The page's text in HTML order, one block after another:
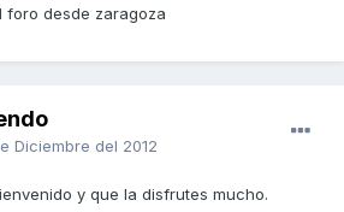
foro desde zaragoza
Diciembre del 2012
y que la disfrutes mucho.